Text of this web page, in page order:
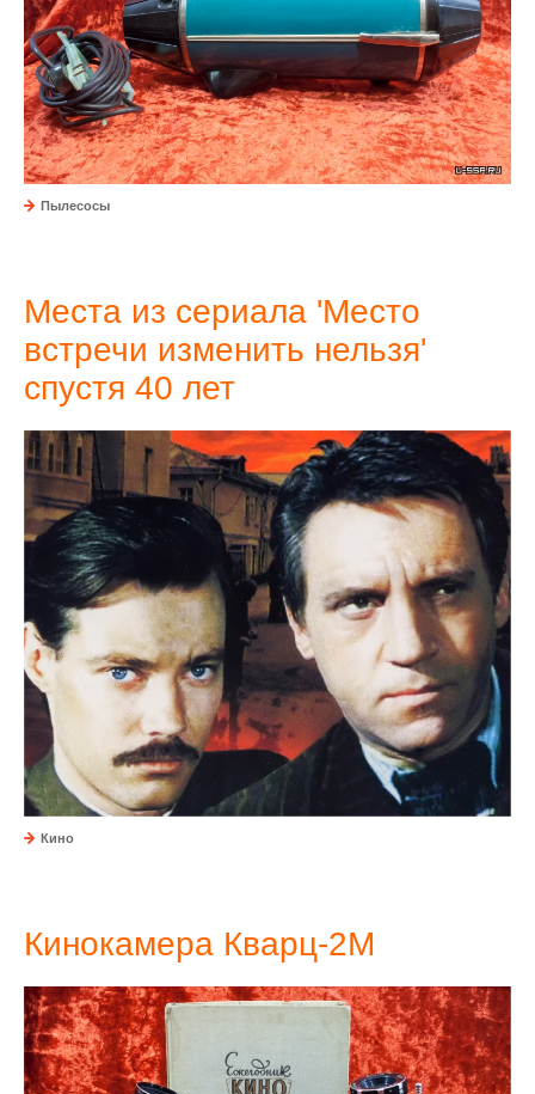
Пылесосы
Места из сериала 'Место
встречи изменить нельзя'
спустя 40 лет
Кино
Кинокамера Кварц-2М